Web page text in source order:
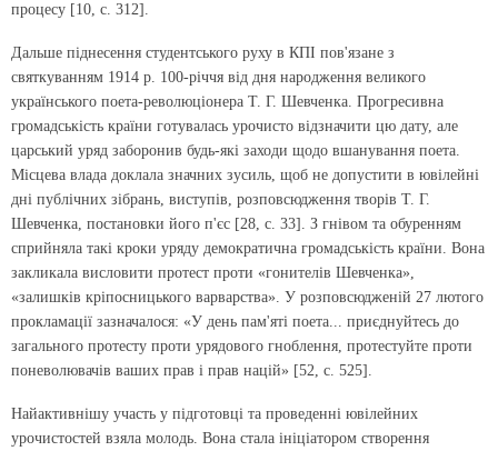
процесу [10, с. 312].
Дальше піднесення студентського руху в КПІ пов'язане з
святкуванням 1914 р. 100-річчя від дня народження великого
українського поета-революціонера Т. Г. Шевченка. Прогресивна
громадськість країни готувалась урочисто відзначити цю дату, але
царський уряд заборонив будь-які заходи щодо вшанування поета.
Місцева влада доклала значних зусиль, щоб не допустити в ювілейні
дні публічних зібрань, виступів, розповсюдження творів Т. Г.
Шевченка, постановки його п'єс [28, с. 33]. З гнівом та обуренням
сприйняла такі кроки уряду демократична громадськість країни. Вона
закликала висловити протест проти «гонителів Шевченка»,
«залишків кріпосницького варварства». У розповсюдженій 27 лютого
прокламації зазначалося: «У день пам'яті поета... приєднуйтесь до
загального протесту проти урядового гноблення, протестуйте проти
поневолювачів ваших прав і прав націй» [52, с. 525].
Найактивнішу участь у підготовці та проведенні ювілейних
урочистостей взяла молодь. Вона стала ініціатором створення